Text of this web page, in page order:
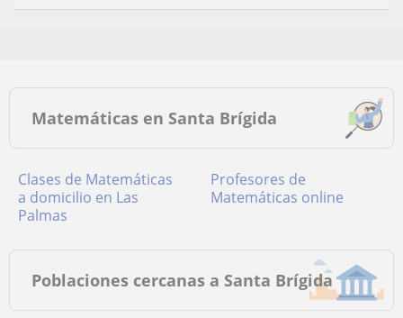
Matemáticas en Santa Brígida
Clases de Matemáticas
a domicilio en Las
Palmas
Profesores de
Matemáticas online
Poblaciones cercanas a Santa Brígida